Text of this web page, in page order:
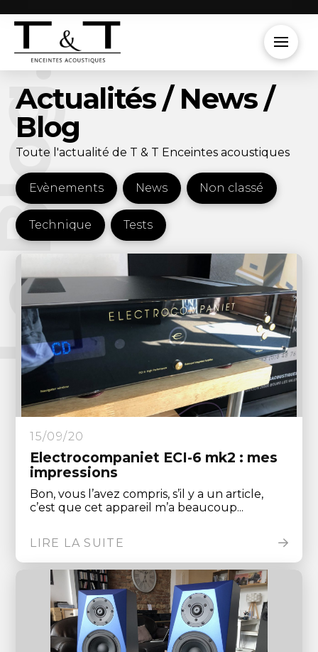
Actualités / News /
Blog
Toute l'actualité de T & T Enceintes acoustiques
Evènements News Non classé
Technique Tests
15/09/20
Electrocompaniet ECI-6 mk2 : mes
impressions
Bon, vous l’avez compris, s’il y a un article,
c’est que cet appareil m’a beaucoup...
LIRE LA SUITE